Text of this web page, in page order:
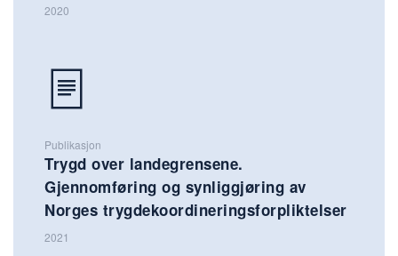
2020
Publikasjon
Trygd over landegrensene.
Gjennomføring og synliggjøring av
Norges trygdekoordineringsforpliktelser
2021